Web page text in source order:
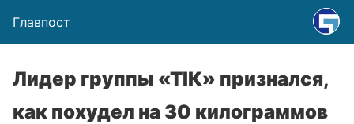
Главпост
Лидер группы «ТІК» признался,
как похудел на 30 килограммов